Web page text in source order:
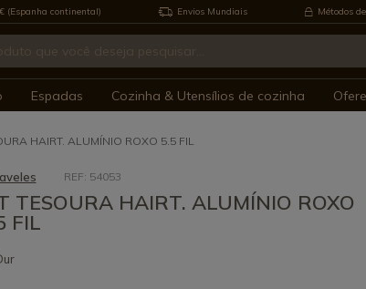
(Espanha continental) Envios Mundiais Métodos
Espadas Cozinha & Utensílios de cozinha
HAIRT. ALUMÍNIO ROXO 5.5 FIL
REF: 54053
TESOURA HAIRT. ALUMÍNIO ROXO
FIL